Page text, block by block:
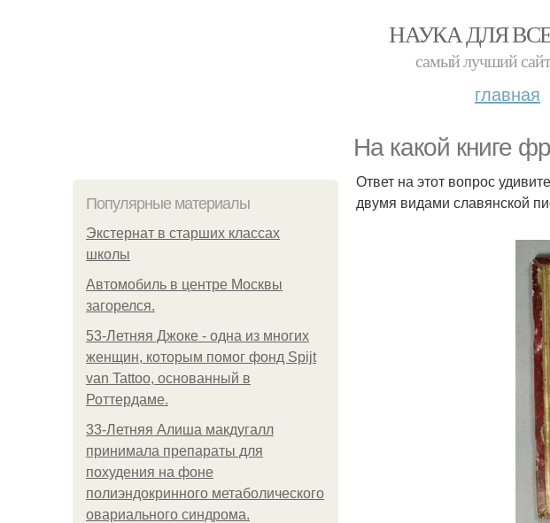
НАУКА ДЛЯ
самый лучший
главная
На какой книге
Популярные материалы
Экстернат в старших классах
школы
Автомобиль в центре Москвы
загорелся.
53-Летняя Джоке - одна из многих
женщин, которым помог фонд Spijt
van Tattoo, основанный в
Роттердаме.
33-Летняя Алиша макдугалл
принимала препараты для
похудения на фоне
полиэндокринного метаболического
овариального синдрома.
Ответ на этот вопрос
двумя видами славянской